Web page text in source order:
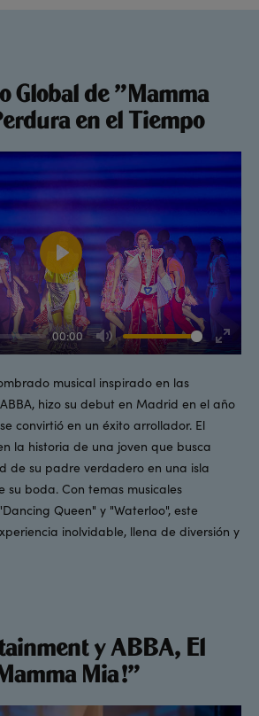
musical inspirado en las
hizo su debut en Madrid en el año
convirtió en un éxito arrollador. El
la historia de una joven que busca
de su padre verdadero en una isla
su boda. Con temas musicales
Queen" y "Waterloo", este
inolvidable, llena de diversión y
Global de "Mamma
en el Tiempo
00:00
Mute
Enter
Play
y ABBA, El
Mia!"